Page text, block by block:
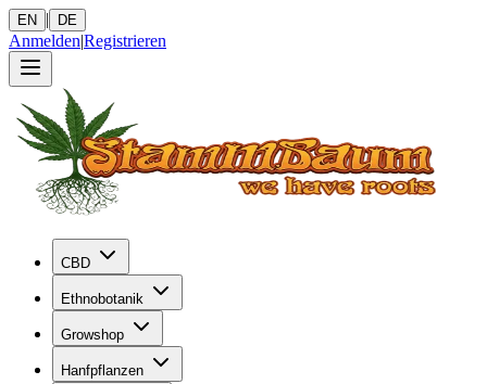
EN | DE
Anmelden|Registrieren
CBD
Ethnobotanik
Growshop
Hanfpflanzen